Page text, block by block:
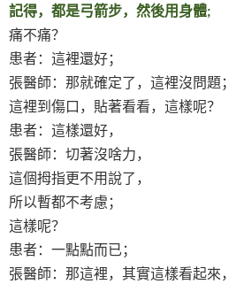
記得，都是弓箭步，然後用身體;
痛不痛？
患者：這裡還好；
張醫師：那就確定了，這裡沒問題；
這裡到傷口，貼著看看，這樣呢？
患者：這樣還好，
張醫師：切著沒啥力，
這個拇指更不用說了，
所以暫都不考慮；
這樣呢？
患者：一點點而已；
張醫師：那這裡，其實這樣看起來